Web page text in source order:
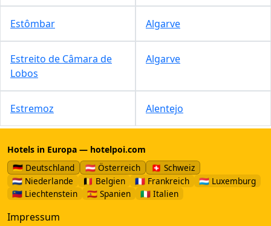
Estômbar Algarve
Estreito de Câmara de
Lobos
Algarve
Estremoz Alentejo
Hotels in Europa — hotelpoi.com
🇩🇪 Deutschland
🇦🇹 Österreich
🇨🇭 Schweiz
🇳🇱 Niederlande
🇧🇪 Belgien 🇫🇷 Frankreich
🇱🇺 Luxemburg
🇱🇮 Liechtenstein
🇪🇸 Spanien 🇮🇹 Italien
Impressum